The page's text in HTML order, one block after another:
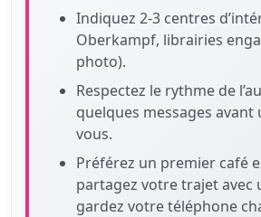
Indiquez 2‑3 centres
Oberkampf, librairies
photo).
Respectez le rythme de
quelques messages avant
vous.
Préférez un premier café
partagez votre trajet avec
gardez votre téléphone